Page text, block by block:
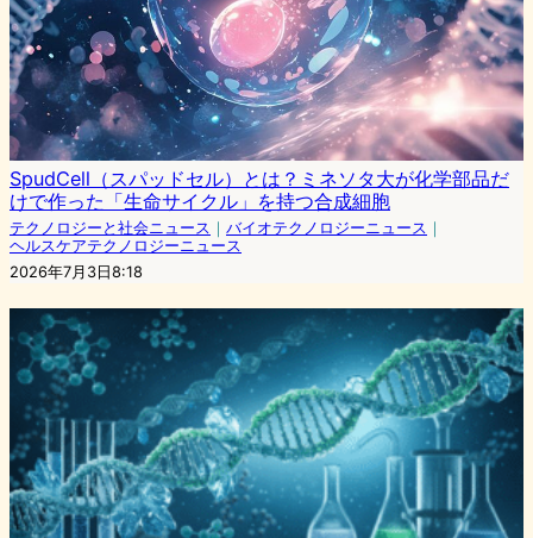
SpudCell（スパッドセル）とは？ミネソタ大が化学部品だ
けで作った「生命サイクル」を持つ合成細胞
テクノロジーと社会ニュース ｜ バイオテクノロジーニュース ｜
ヘルスケアテクノロジーニュース
2026年7月3日8:18